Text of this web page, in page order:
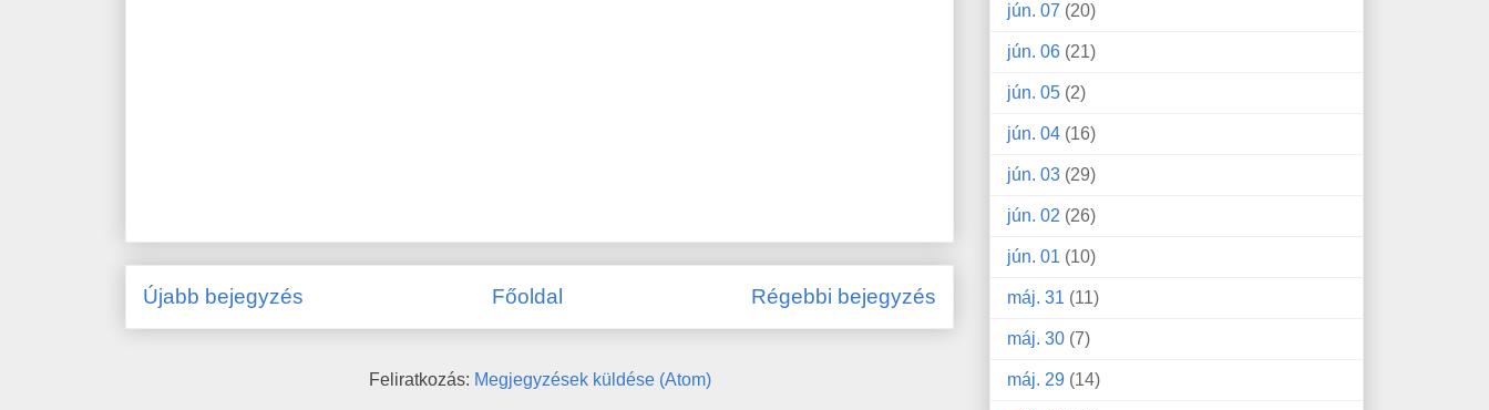
Újabb bejegyzés Régebbi bejegyzés
Főoldal
Feliratkozás: Megjegyzések küldése (Atom)
jún. 07 (20)
jún. 06 (21)
jún. 05 (2)
jún. 04 (16)
jún. 03 (29)
jún. 02 (26)
jún. 01 (10)
máj. 31 (11)
máj. 30 (7)
máj. 29 (14)